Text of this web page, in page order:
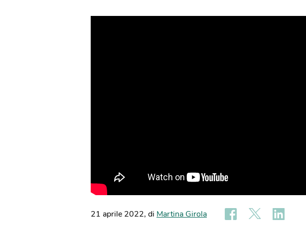
21 aprile 2022, di Martina Girola